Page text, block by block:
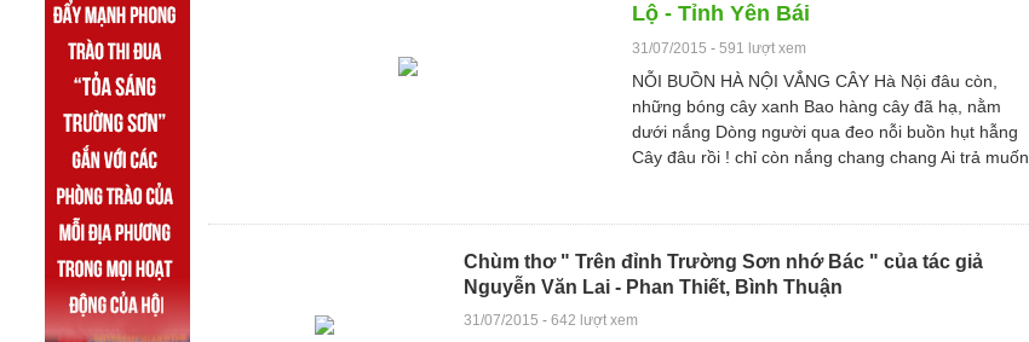
Lộ - Tỉnh Yên Bái
31/07/2015 - 591 lượt xem
NỖI BUỒN HÀ NỘI VẮNG CÂY Hà Nội đâu còn,
những bóng cây xanh Bao hàng cây đã hạ, nằm
dưới nắng Dòng người qua đeo nỗi buồn hụt hẫng
Cây đâu rồi ! chỉ còn nắng chang chang Ai trả muốn
Chùm thơ " Trên đỉnh Trường Sơn nhớ Bác " của tác giả
Nguyễn Văn Lai - Phan Thiết, Bình Thuận
31/07/2015 - 642 lượt xem